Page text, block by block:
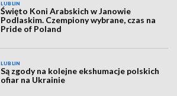
LUBLIN
Święto Koni Arabskich w Janowie
Podlaskim. Czempiony wybrane, czas na
Pride of Poland
LUBLIN
Są zgody na kolejne ekshumacje polskich
ofiar na Ukrainie